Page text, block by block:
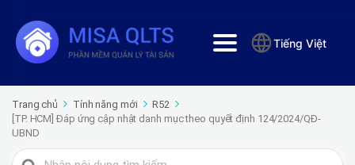
Tiếng Việt
Trang chủ Tính năng mới
R52
[TP. HCM] Đáp ứng cập nhật danh mục theo quyết định 124/2024/QĐ-
UBND
Tìm